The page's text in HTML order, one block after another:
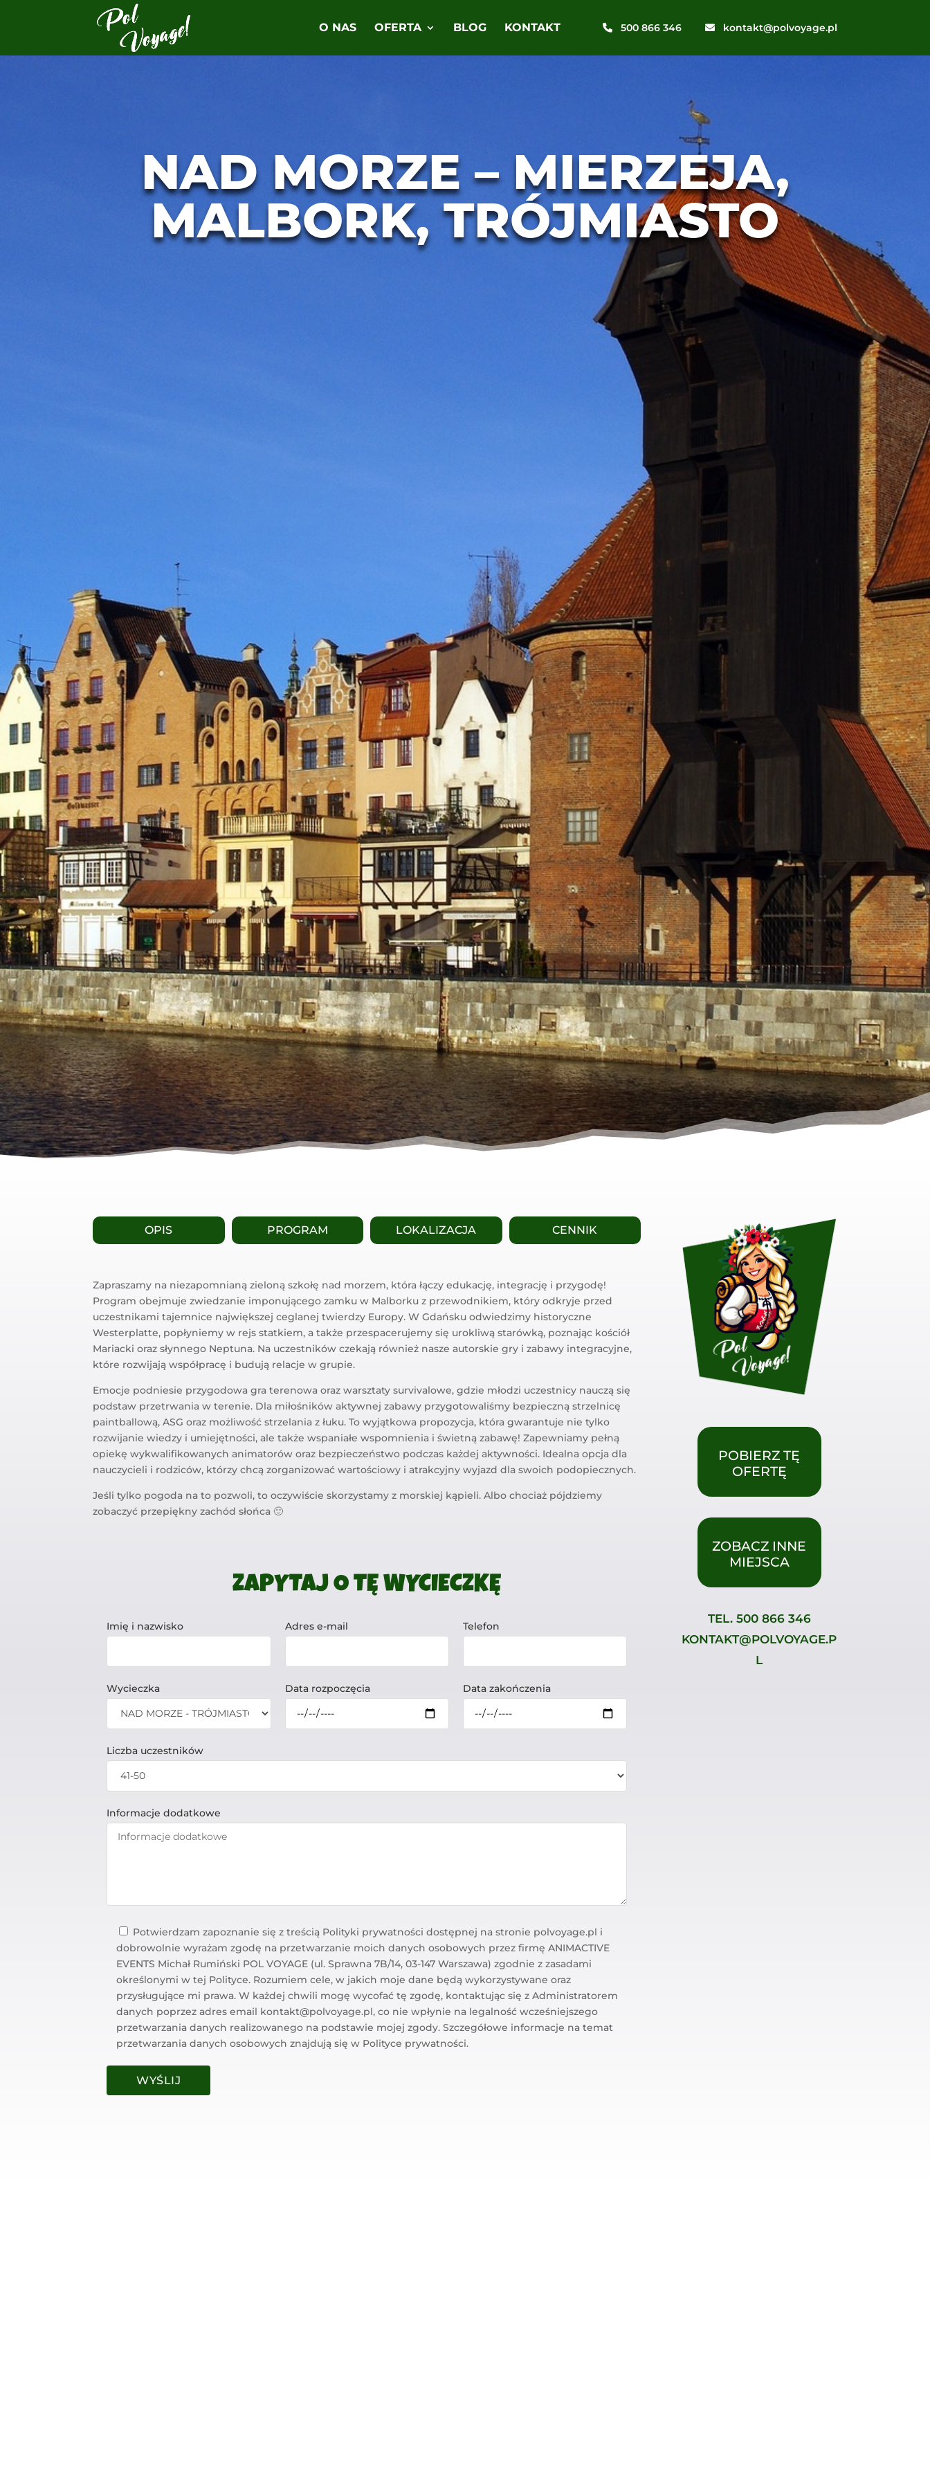
O NAS OFERTA BLOG KONTAKT 500 866 346 kontakt@polvoyage.pl
NAD MORZE – MIERZEJA,
MALBORK, TRÓJMIASTO
OPIS PROGRAM LOKALIZACJA CENNIK
Zapraszamy na niezapomnianą zieloną szkołę nad morzem, która łączy edukację, integrację i przygodę!
Program obejmuje zwiedzanie imponującego zamku w Malborku z przewodnikiem, który odkryje przed
uczestnikami tajemnice największej ceglanej twierdzy Europy. W Gdańsku odwiedzimy historyczne
Westerplatte, popłyniemy w rejs statkiem, a także przespacerujemy się urokliwą starówką, poznając kościół
Mariacki oraz słynnego Neptuna. Na uczestników czekają również nasze autorskie gry i zabawy integracyjne,
które rozwijają współpracę i budują relacje w grupie.
Emocje podniesie przygodowa gra terenowa oraz warsztaty survivalowe, gdzie młodzi uczestnicy nauczą się
podstaw przetrwania w terenie. Dla miłośników aktywnej zabawy przygotowaliśmy bezpieczną strzelnicę
paintballową, ASG oraz możliwość strzelania z łuku. To wyjątkowa propozycja, która gwarantuje nie tylko
rozwijanie wiedzy i umiejętności, ale także wspaniałe wspomnienia i świetną zabawę! Zapewniamy pełną
opiekę wykwalifikowanych animatorów oraz bezpieczeństwo podczas każdej aktywności. Idealna opcja dla
nauczycieli i rodziców, którzy chcą zorganizować wartościowy i atrakcyjny wyjazd dla swoich podopiecznych.
Jeśli tylko pogoda na to pozwoli, to oczywiście skorzystamy z morskiej kąpieli. Albo chociaż pójdziemy
zobaczyć przepiękny zachód słońca 🙂
ZAPYTAJ O TĘ WYCIECZKĘ
Imię i nazwisko Adres e-mail Telefon
Wycieczka Data rozpoczęcia Data zakończenia
Liczba uczestników
Informacje dodatkowe
Potwierdzam zapoznanie się z treścią Polityki prywatności dostępnej na stronie polvoyage.pl i
dobrowolnie wyrażam zgodę na przetwarzanie moich danych osobowych przez firmę ANIMACTIVE
EVENTS Michał Rumiński POL VOYAGE (ul. Sprawna 7B/14, 03-147 Warszawa) zgodnie z zasadami
określonymi w tej Polityce. Rozumiem cele, w jakich moje dane będą wykorzystywane oraz
przysługujące mi prawa. W każdej chwili mogę wycofać tę zgodę, kontaktując się z Administratorem
danych poprzez adres email kontakt@polvoyage.pl, co nie wpłynie na legalność wcześniejszego
przetwarzania danych realizowanego na podstawie mojej zgody. Szczegółowe informacje na temat
przetwarzania danych osobowych znajdują się w Polityce prywatności.
POBIERZ TĘ
OFERTĘ
ZOBACZ INNE
MIEJSCA
TEL. 500 866 346
KONTAKT@POLVOYAGE.P
L